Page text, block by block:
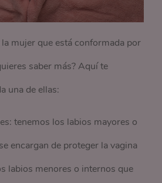
mujer que está conformada por
saber más? Aquí te
una de ellas:
tenemos los labios mayores o
encargan de proteger la vagina
labios menores o internos que